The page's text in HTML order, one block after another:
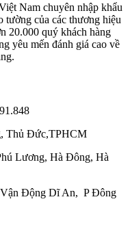
Nam chuyên nhập khẩu
tường của các thương hiệu
20.000 quý khách hàng
yêu mến đánh giá cao về
Thủ Đức,TPHCM
Lương, Hà Đông, Hà
Vận Động Dĩ An, P Đông